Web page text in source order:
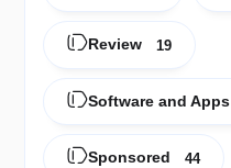
Review 19
Software and Apps
Sponsored 44